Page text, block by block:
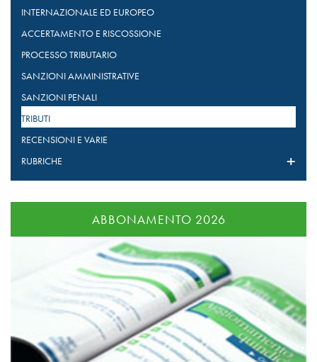
INTERNAZIONALE ED EUROPEO
ACCERTAMENTO E RISCOSSIONE
PROCESSO TRIBUTARIO
SANZIONI AMMINISTRATIVE
SANZIONI PENALI
TRIBUTI
RECENSIONI E VARIE
RUBRICHE
ABBONAMENTO 2026